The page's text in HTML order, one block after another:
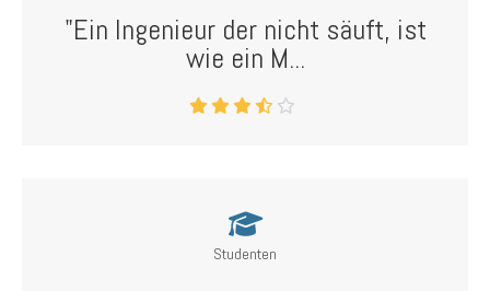
"Ein Ingenieur der nicht säuft, ist
wie ein M...
Studenten